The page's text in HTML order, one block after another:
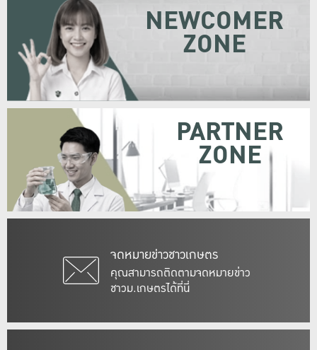
จดหมายข่าวชาวเกษตร
คุณสามารถติดตามจดหมายข่าว
ชาวม.เกษตรได้ที่นี่
NEWCOMER
ZONE
PARTNER
ZONE